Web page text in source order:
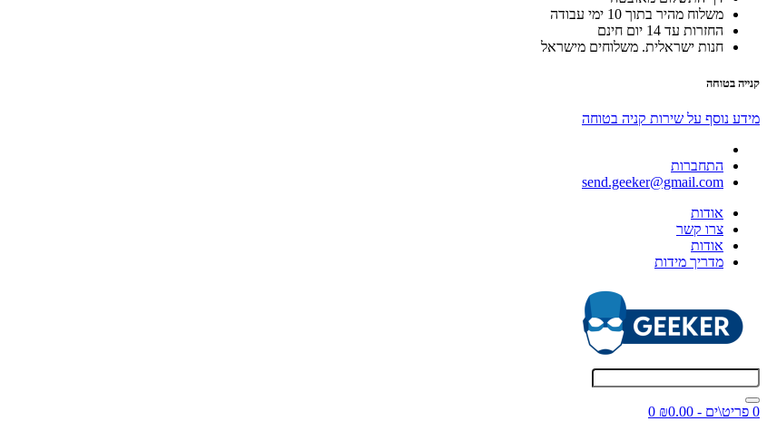
משלוח מהיר בתוך 10 ימי עבודה
החזרות עד 14 יום חינם
חנות ישראלית. משלוחים מישראל
קנייה בטוחה
מידע נוסף על שירות קניה בטוחה
התחברות
send.geeker@gmail.com
אודות
צרו קשר
אודות
מדריך מידות
0 פריט\ים - ₪0.00
0